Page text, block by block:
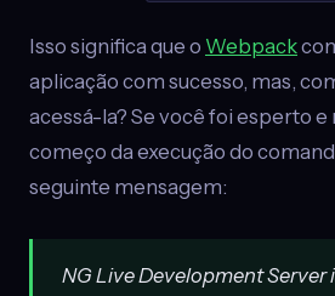
Isso significa que o Webpack
aplicação com sucesso, mas,
acessá-la? Se você foi esperto
começo da execução do
seguinte mensagem:
NG Live Development Server